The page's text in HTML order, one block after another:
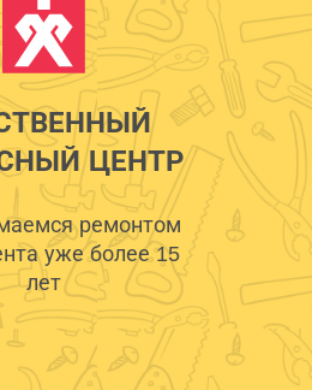
ЦЕНТР
ремонтом
уже более 15
лет